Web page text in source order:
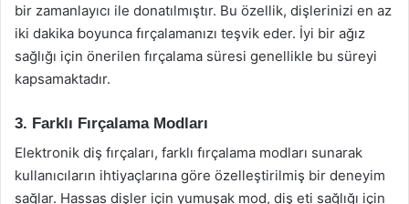
bir zamanlayıcı ile donatılmıştır. Bu özellik, dişlerinizi en az
iki dakika boyunca fırçalamanızı teşvik eder. İyi bir ağız
sağlığı için önerilen fırçalama süresi genellikle bu süreyi
kapsamaktadır.
3. Farklı Fırçalama Modları
Elektronik diş fırçaları, farklı fırçalama modları sunarak
kullanıcıların ihtiyaçlarına göre özelleştirilmiş bir deneyim
sağlar. Hassas dişler için yumuşak mod, diş eti sağlığı için